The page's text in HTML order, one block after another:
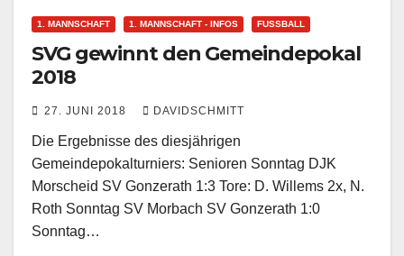
1. MANNSCHAFT 1. MANNSCHAFT - INFOS FUSSBALL
SVG gewinnt den Gemeindepokal
2018
27. JUNI 2018 DAVIDSCHMITT
Die Ergebnisse des diesjährigen
Gemeindepokalturniers: Senioren Sonntag DJK
Morscheid SV Gonzerath 1:3 Tore: D. Willems 2x, N.
Roth Sonntag SV Morbach SV Gonzerath 1:0
Sonntag…